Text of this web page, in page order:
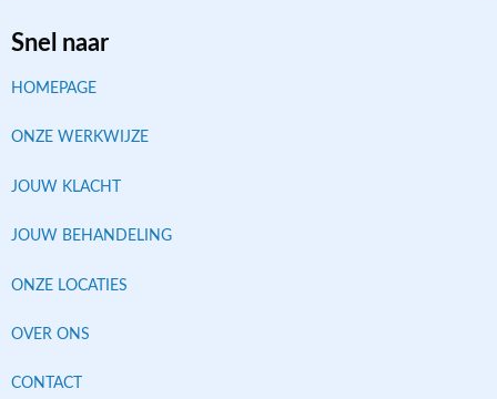
Snel naar
HOMEPAGE
ONZE WERKWIJZE
JOUW KLACHT
JOUW BEHANDELING
ONZE LOCATIES
OVER ONS
CONTACT